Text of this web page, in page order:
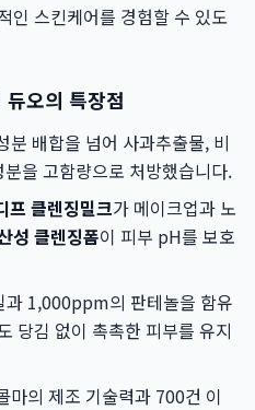
인 스킨케어를 경험할 수 있도
오의 특장점
분 배합을 넘어 사과추출물, 비
을 고함량으로 처방했습니다.
프 클렌징밀크가 메이크업과 노
성 클렌징폼이 피부 pH를 보호
과 1,000ppm의 판테놀을 함유
당김 없이 촉촉한 피부를 유지
마의 제조 기술력과 700건 이